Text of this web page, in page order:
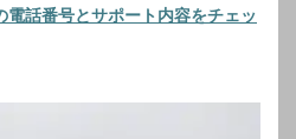
話番号とサポート内容をチェッ